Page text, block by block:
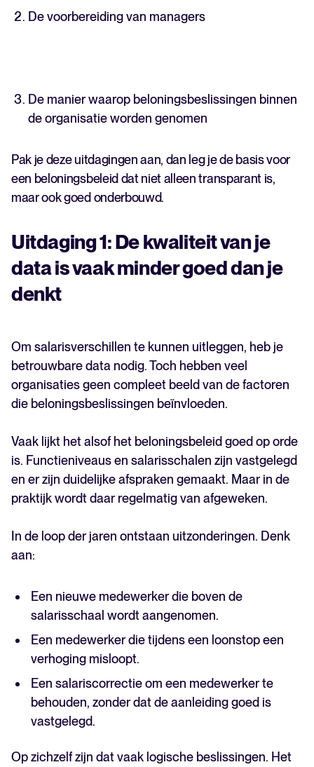
De voorbereiding van managers
De manier waarop beloningsbeslissingen binnen
de organisatie worden genomen
Pak je deze uitdagingen aan, dan leg je de basis voor
een beloningsbeleid dat niet alleen transparant is,
maar ook goed onderbouwd.
Uitdaging 1: De kwaliteit van je
data is vaak minder goed dan je
denkt
Om salarisverschillen te kunnen uitleggen, heb je
betrouwbare data nodig. Toch hebben veel
organisaties geen compleet beeld van de factoren
die beloningsbeslissingen beïnvloeden.
Vaak lijkt het alsof het beloningsbeleid goed op orde
is. Functieniveaus en salarisschalen zijn vastgelegd
en er zijn duidelijke afspraken gemaakt. Maar in de
praktijk wordt daar regelmatig van afgeweken.
In de loop der jaren ontstaan uitzonderingen. Denk
aan:
Een nieuwe medewerker die boven de
salarisschaal wordt aangenomen.
Een medewerker die tijdens een loonstop een
verhoging misloopt.
Een salariscorrectie om een medewerker te
behouden, zonder dat de aanleiding goed is
vastgelegd.
Op zichzelf zijn dat vaak logische beslissingen. Het